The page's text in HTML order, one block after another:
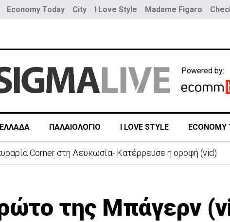
Economy Today City I Love Style Madame Figaro
Powered by:
ΕΛΛΑΔΑ ΠΑΛΑΙΟΛΟΓΙΟ I LOVE STYLE ECONOMY
Καρολίνα – Νεκροί και τραυματίες
της Μπάγερν